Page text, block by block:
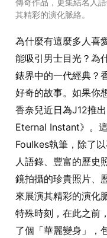
傳奇作品，更集結名人
其精彩的演化脈絡。
為什麼有這麼多人喜
能吸引男士目光？為
錶界中的一代經典？
好奇的故事。如果你
香奈兒近日為J12推
Eternal Instant》。
Foulkes執筆，除了
人語錄、豐富的歷史
鏡拍攝的珍貴照片、
來展演其精彩的演化
特殊時刻，在此之前
了個「華麗變身」，